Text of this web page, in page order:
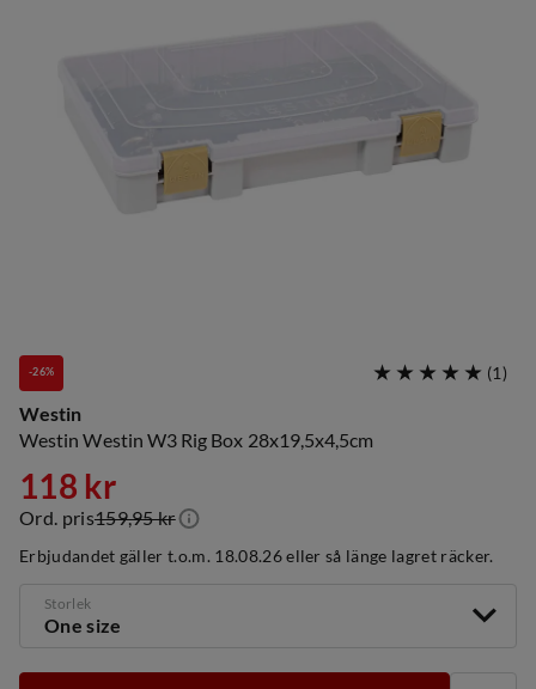
-26% (1)
Westin
Westin Westin W3 Rig Box 28x19,5x4,5cm
discounted
price
118 kr
original
price
Ord. pris159,95 kr
Erbjudandet gäller t.o.m. 18.08.26 eller så länge lagret räcker.
Storlek
One size